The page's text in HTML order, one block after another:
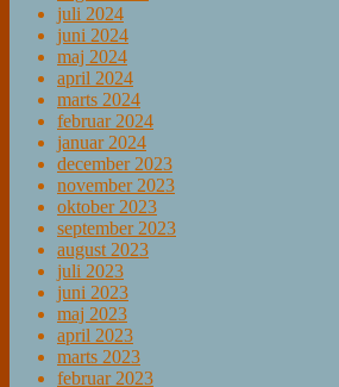
juli 2024
juni 2024
maj 2024
april 2024
marts 2024
februar 2024
januar 2024
december 2023
november 2023
oktober 2023
september 2023
august 2023
juli 2023
juni 2023
maj 2023
april 2023
marts 2023
februar 2023